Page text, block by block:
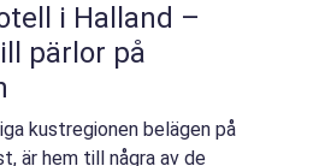
i Halland –
pärlor på
kustregionen belägen på
är hem till några av de